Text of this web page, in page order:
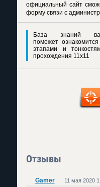
официальный сайт
форму связи с
База знаний
поможет
этапами и
прохождения 11x11
Отзывы
Gamer 11 мая 2020